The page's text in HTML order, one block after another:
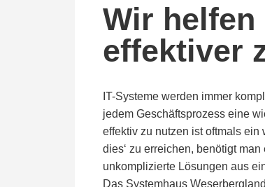
Wir helfen
effektiver
IT-Systeme werden immer
jedem Geschäftsprozess eine
effektiv zu nutzen ist oftmals
dies‘ zu erreichen, benötigt
unkomplizierte Lösungen aus
Das Systemhaus